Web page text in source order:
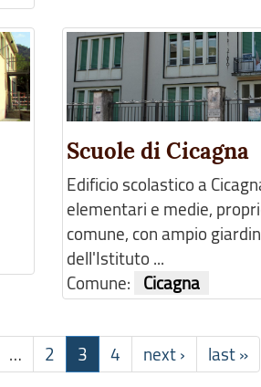
Scuole di Cicagna
Edificio scolastico a
elementari e medie,
comune, con ampio
dell'Istituto ...
Comune:
Cicagna
… 2 3 4 next › last »